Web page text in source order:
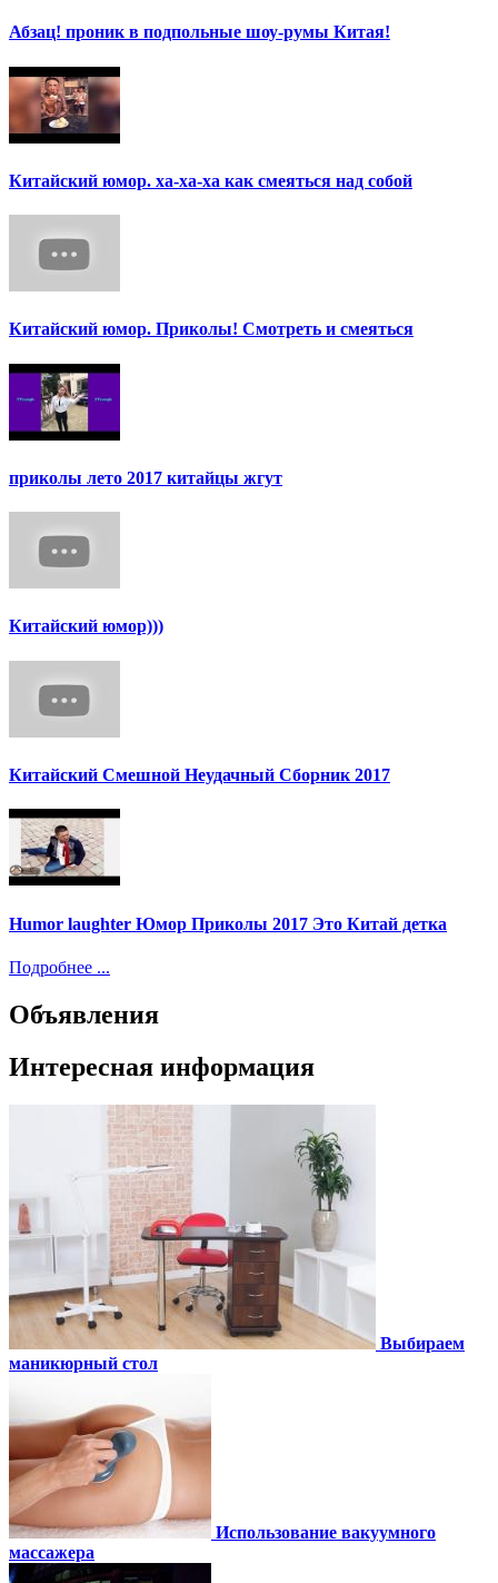
Абзац! проник в подпольные шоу-румы Китая!
Китайский юмор. ха-ха-ха как смеяться над собой
Китайский юмор. Приколы! Смотреть и смеяться
приколы лето 2017 китайцы жгут
Китайский юмор)))
Китайский Смешной Неудачный Сборник 2017
Humor laughter Юмор Приколы 2017 Это Китай детка
Подробнее ...
Объявления
Интересная информация
Выбираем
маникюрный стол
Использование вакуумного
массажера